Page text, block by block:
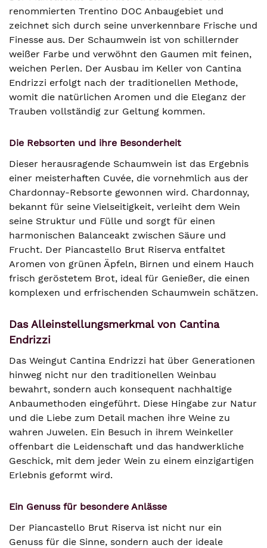
renommierten Trentino DOC Anbaugebiet und
zeichnet sich durch seine unverkennbare Frische und
Finesse aus. Der Schaumwein ist von schillernder
weißer Farbe und verwöhnt den Gaumen mit feinen,
weichen Perlen. Der Ausbau im Keller von Cantina
Endrizzi erfolgt nach der traditionellen Methode,
womit die natürlichen Aromen und die Eleganz der
Trauben vollständig zur Geltung kommen.
Die Rebsorten und ihre Besonderheit
Dieser herausragende Schaumwein ist das Ergebnis
einer meisterhaften Cuvée, die vornehmlich aus der
Chardonnay-Rebsorte gewonnen wird. Chardonnay,
bekannt für seine Vielseitigkeit, verleiht dem Wein
seine Struktur und Fülle und sorgt für einen
harmonischen Balanceakt zwischen Säure und
Frucht. Der Piancastello Brut Riserva entfaltet
Aromen von grünen Äpfeln, Birnen und einem Hauch
frisch geröstetem Brot, ideal für Genießer, die einen
komplexen und erfrischenden Schaumwein schätzen.
Das Alleinstellungsmerkmal von Cantina
Endrizzi
Das Weingut Cantina Endrizzi hat über Generationen
hinweg nicht nur den traditionellen Weinbau
bewahrt, sondern auch konsequent nachhaltige
Anbaumethoden eingeführt. Diese Hingabe zur Natur
und die Liebe zum Detail machen ihre Weine zu
wahren Juwelen. Ein Besuch in ihrem Weinkeller
offenbart die Leidenschaft und das handwerkliche
Geschick, mit dem jeder Wein zu einem einzigartigen
Erlebnis geformt wird.
Ein Genuss für besondere Anlässe
Der Piancastello Brut Riserva ist nicht nur ein
Genuss für die Sinne, sondern auch der ideale